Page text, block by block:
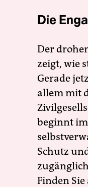
Die
Der
zeigt, wie
Gerade
allem mit
beginnt
Schutz
Finden